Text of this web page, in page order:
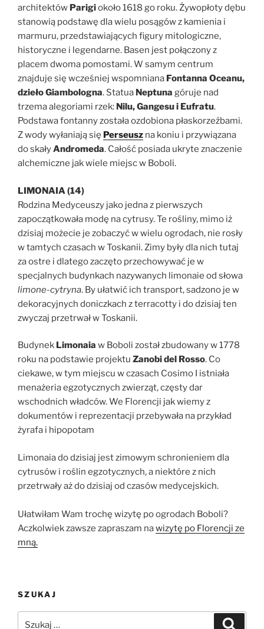
architektów Parigiokoło 1618 go roku. Żywopłoty dębu
stanowią podstawę dla wielu posągów z kamienia i
marmuru, przedstawiających figury mitologiczne,
historyczne i legendarne. Basen jest połączony z
placem dwoma pomostami. W samym centrum
znajduje się wcześniej wspomniana Fontanna Oceanu,
dzieło Giambologna. Statua Neptuna góruje nad
trzema alegoriami rzek: Nilu, Gangesu i Eufratu.
Podstawa fontanny została ozdobiona płaskorzeźbami.
Z wody wyłaniają się Perseusz na koniu i przywiązana
do skałyAndromeda. Całość posiada ukryte znaczenie
alchemiczne jak wiele miejsc w Boboli.
LIMONAIA (14)
Rodzina Medyceuszy jako jedna z pierwszych
zapoczątkowała modę na cytrusy. Te rośliny, mimo iż
dzisiaj możecie je zobaczyć w wielu ogrodach, nie rosły
w tamtych czasach w Toskanii. Zimy były dla nich tutaj
za ostre i dlatego zaczęto przechowywać je w
specjalnych budynkach nazywanych limonaie od słowa
limone-cytryna. By ułatwić ich transport, sadzono je w
dekoracyjnych doniczkach z terracotty i do dzisiaj ten
zwyczaj przetrwał w Toskanii.
Budynek Limonaia w Boboli został zbudowany w 1778
roku na podstawie projektu Zanobi del Rosso. Co
ciekawe, w tym miejscu w czasach Cosimo I istniała
menażeria egzotycznych zwierząt, częsty dar
wschodnich władców. We Florencji jak wiemy z
dokumentów i reprezentacji przebywała na przykład
żyrafa i hipopotam
Limonaia do dzisiaj jest zimowym schronieniem dla
cytrusów i roślin egzotycznych, a niektóre z nich
przetrwały aż do dzisiaj od czasów medycejskich.
Ułatwiłam Wam trochę wizytę po ogrodach Boboli?
Aczkolwiek zawsze zapraszam nawizytę po Florencji ze
mną.
SZUKAJ